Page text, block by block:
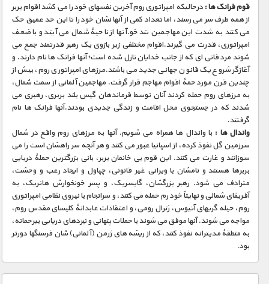
ماورایی
مسابقات / ورزشی
مستند های اختصاصی
قوم فرانک ها :درحالیکه امپراتوری روم آخرین نفسهای خود را می کشد اقوام بربر
از همه طرف سر می رسند، اما تعداد کمی از آنها نشان خود را تا این حد عمیق حک
می کنند به شدت این مهاجمین تند خو.آنها از ناحیۀ شمال می آیند و با ضعف
امپراتوری، قدرت می گیرند.اقوام مختلفی زیر بازوی یک رهبر قدرتمند جمع می
شوند مرد فانی ای که از جانب خدایان نازل شده است؛ آنها فرانک ها نام دارند. و
آغازگر شروع یک قانون جهانی جدید می باشند.مرزهای امپراتوری روم، بیش از
چندین قرن مورد حمۀ اقوام مهاجم قرار گرفت. مهاجمین آلمانی از سمت شمال،
به مرزهای روم حمله کردند آنان توسط فرماندهان گیس بلند بربری، رهبری می
شدند که در جستجوی محل اقامت و زندگی جدیدی بودند.آنها فرانک ها نام
گرفتند.
واندال ها : با واندال ها همراه می شویم. آنها به مرزهای روم واقع در شمال
سرزمین گل نفوذ کرده، از اسپانیا عبور می کنند و هر آنچه سر راهشان است را می
سوزانند و غارت می کنند. این قوم بی خانمان بربر، بانی بزرگترین حملۀ دریایی
بربرها هستند و نامشان با ویرانی غیر قانونی، چپاول و ایجاد رعب و وحشت،
مترادف می شود. رهبر بزرگشان، گایسریک، و پسر خونخوارش هانریک، به
آفریقای شمالی و نهایتاً خود رم حمله می کنند، و سرانجام با نیروی نظامی امپراتوری
روم، حیله گریهای آتیوس، ژنرال رومی، و اعتقادات عابدانۀ کلیسای مقدس روم،
مواجه می شوند. آنها موفق می شوند با حملات پنهانی و نبردهای دریایی بیرحمانه،
به منطقۀ مدیترانه نفوذ کنند، که از ریشه های ژرمن (آلمانی) شان فرسنگها دورتر
بود.